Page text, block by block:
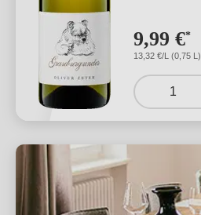
9,99 €*
13,32 €/L (0,75 L)
1